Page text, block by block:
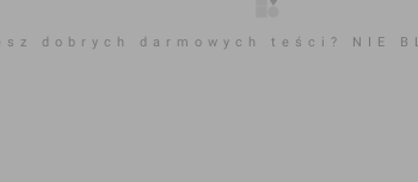
dobrych darmowych teści? NIE